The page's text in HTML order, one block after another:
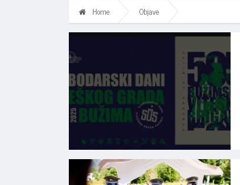
Home Objave